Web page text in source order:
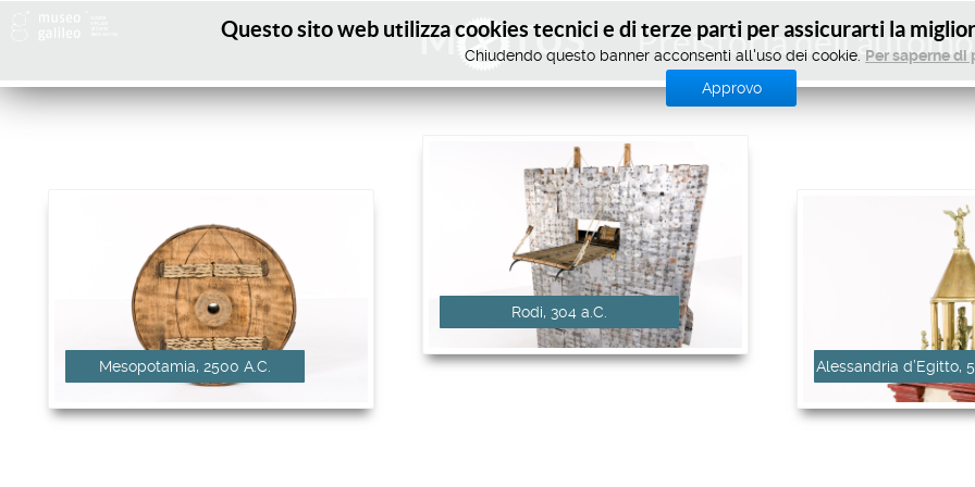
M TUS Preistoria
Mesopotamia, 2500 A.C.
Rodi, 304 a.C.
Alessandria d’Egitto,
Questo sito web utilizza cookies tecnici e di terze parti per assicurarti la
Chiudendo questo banner acconsenti all'uso dei cookie. Per saperne di
Approvo